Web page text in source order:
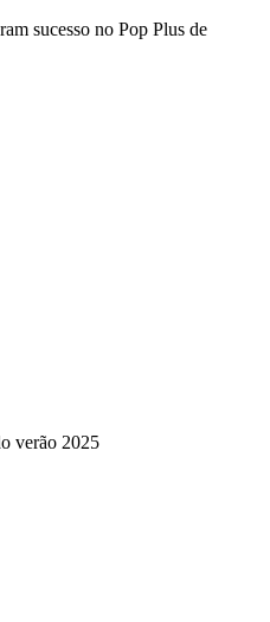
sucesso no Pop Plus de
verão 2025